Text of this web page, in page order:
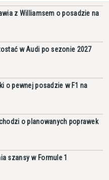
z Williamsem o posadzie na
w Audi po sezonie 2027
o pewnej posadzie w F1 na
o planowanych poprawek
szansy w Formule 1